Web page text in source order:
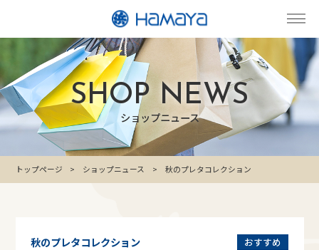
SHOP NEWS
ショップニュース
トップページ ショップニュース 秋のプレタコレクション
おすすめ
秋のプレタコレクション